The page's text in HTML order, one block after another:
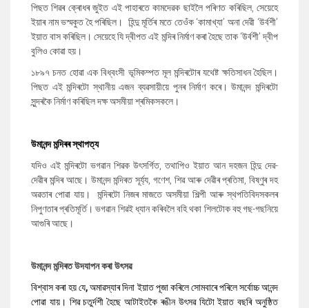
পিছত শিৱৰ ক্ৰোধৰ জুইতএই পাহাৰতে কামদেৱক ছাইলৈ পৰিণত কৰিছিল,সেয়েহে
ইয়াৰ নাম ভস্মকুত হৈ পৰিছিল।
হিন্দু মূৰ্তিৰ মতে তেওঁক ‘কামাখ্যা’ অনা দেৱী ‘উৰ্বশী’
ইয়াত বাস কৰিছিল। সেয়েহে যি দ্বীপত এই মন্দিৰ নিৰ্মাণ কৰা হৈছে তাক ‘উৰ্বশী’ দ্বীপ
বুলিও কোৱা হয়।
১৮৯৭ চনত হোৱা এক বিধ্বংসী ভূমিকম্পত মূল মন্দিৰটোৰ যথেষ্ট ক্ষতিসাধন হৈছিল।
পিছত এই মন্দিৰটো স্থানীয় এজন ব্যৱসায়ীয়ে পুনৰ নিৰ্মাণ কৰে। উমানন্দ মন্দিৰটো
সুন্দৰকৈ নিৰ্মাণ কৰিছিল দক্ষ অসমীয়া শ্ৰমিকসকলে।
উমানন্দ মন্দিৰৰ স্থাপত্য
যদিও এই মন্দিৰটো ভগৱান শিৱক উৎসৰ্গিত,তথাপিও ইয়াত আন দহজন হিন্দু দেৱ-
দেৱীৰ মন্দিৰ আছে। উমানন্দ মন্দিৰত সূৰ্য্য,গণেশ, শিৱ আৰু দেৱীৰ প্ৰতিমা,বিষ্ণুৰ দহ
অৱতাৰ পোৱা যায়। মন্দিৰটো নিজৰ মাজতে অসমীয়া শিল্পী আৰু স্থপতিবিদসকলৰ
নিপুণতাৰ প্ৰতিমূৰ্তি। ভগৱান শিৱই ধ্যান কৰিবলৈ বহি থকা শিলটোক বহু গছ-গছনিয়ে
আগুৰি আছে।
উমানন্দ মন্দিৰত উদযাপন কৰা উৎসৱ
বিশ্বাস কৰা হয় যে,অমাৱস্যাৰ দিনা ইয়াত পূজা কৰিলে সোমবাৰে পৰিলে সৰ্বোচ্চ আনন্দ
পোৱা যায়। শিৱ চতুৰ্দশী হৈছে আটাইতকৈ ৰঙীন উৎসৱ যিটো ইয়াত বছৰি অনুষ্ঠিত